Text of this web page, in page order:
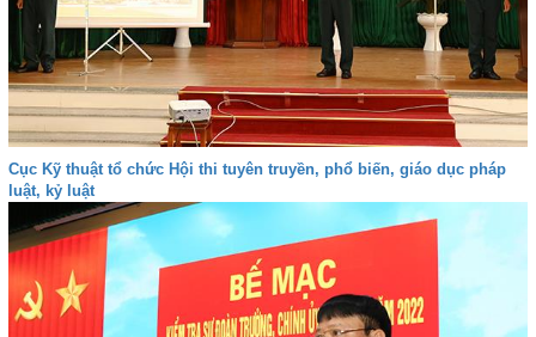
Cục Kỹ thuật tổ chức Hội thi tuyên truyền, phổ biến, giáo dục pháp
luật, kỷ luật